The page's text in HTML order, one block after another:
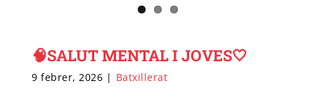
🧠SALUT MENTAL I JOVES🤍
9 febrer, 2026 | Batxillerat